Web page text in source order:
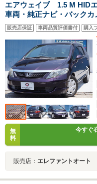
エアウェイブ 1.5 M HID
車両・純正ナビ・バック
コン・パドルシフト・フロ
ール・エアバッグ・CD/
ップシート・7スピードモ
販売店保証 車両品質評価書付 購入
無
料
今すぐ
販売店： エレファントオート